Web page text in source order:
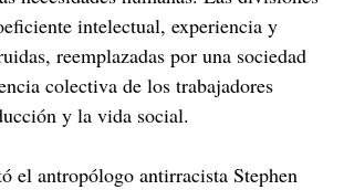
intelectual, experiencia y
reemplazadas por una sociedad
colectiva de los trabajadores
y la vida social.
el antropólogo antirracista Stephen